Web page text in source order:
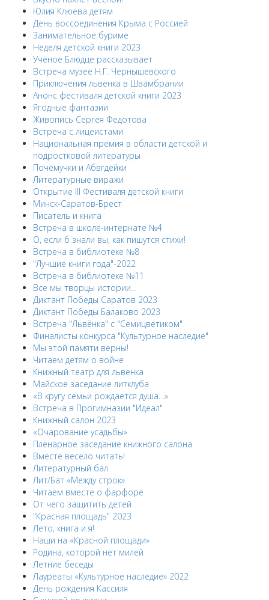
Юлия Клюева детям
День воссоединения Крыма с Россией
Занимательное буриме
Неделя детской книги 2023
Учёное Блюдце рассказывает
Встреча музее Н.Г. Чернышевского
Приключения львенка в Швамбрании
Анонс фестиваля детской книги 2023
Ягодные фантазии
Живопись Сергея Федотова
Встреча с лицеистами
Национальная премия в области детской и
подростковой литературы
Почемучки и Абвгдейки
Литературные виражи
Открытие III Фестиваля детской книги
Минск-Саратов-Брест
Писатель и книга
Встреча в школе-интернате №4
О, если б знали вы, как пишутся стихи!
Встреча в библиотеке №8
"Лучшие книги года"-2022
Встреча в библиотеке №11
Все мы творцы истории…
Диктант Победы Саратов 2023
Диктант Победы Балаково 2023
Встреча "Львёнка" с "Семицветиком"
Финалисты конкурса "Культурное наследие"
Мы этой памяти верны!
Читаем детям о войне
Книжный театр для львенка
Майское заседание литклуба
«В кругу семьи рождается душа…»
Встреча в Прогимназии "Идеал"
Книжный салон 2023
«Очарование усадьбы»
Пленарное заседание книжного салона
Вместе весело читать!
Литературный бал
Лит/Бат «Между строк»
Читаем вместе о фарфоре
От чего защитить детей
"Красная площадь" 2023
Лето, книга и я!
Наши на «Красной площади»
Родина, которой нет милей
Летние беседы
Лауреаты «Культурное наследие» 2022
День рождения Кассиля